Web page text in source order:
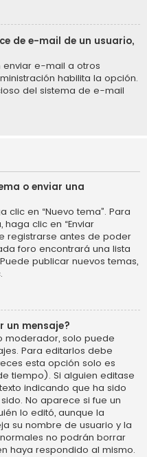
de e-mail de un usuario,
enviar e-mail a otros
habilita la opción.
del sistema de e-mail
o enviar una
clic en “Nuevo tema”. Para
clic en “Enviar
registrarse antes de poder
foro encontrará una lista
publicar nuevos temas,
un mensaje?
moderador, solo puede
Para editarlos debe
esta opción solo es
tiempo). Si alguien editase
indicando que ha sido
No aparece si fue un
lo editó, aunque la
su nombre de usuario y la
no podrán borrar
haya respondido al mismo.